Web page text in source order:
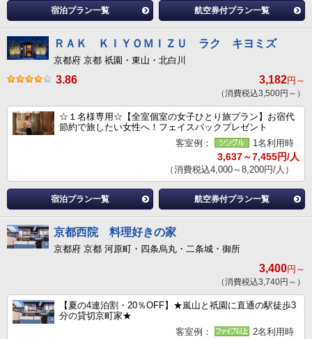
宿泊プラン一覧 航空券付プラン一覧
ＲＡＫ ＫＩＹＯＭＩＺＵ ラク キヨミズ
京都府 京都 祇園・東山・北白川
3.86 3,182円～
（消費税込3,500円～）
☆１名様専用☆【全室個室の女子ひとり旅プラン】お宿代
節約で旅したい女性へ！フェイスパックプレゼント
客室例：
1名利用時
3,637～7,455円/人
（消費税込4,000～8,200円/人）
宿泊プラン一覧 航空券付プラン一覧
京都西院 料理好きの家
京都府 京都 河原町・四条烏丸・二条城・御所
3,400円～
（消費税込3,740円～）
【夏の4連泊割・20％OFF】★嵐山と祇園に直通の駅徒歩3
分の貸切京町家★
客室例：
2名利用時